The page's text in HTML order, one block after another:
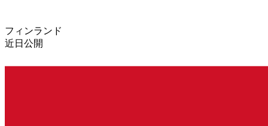
フィンランド
近日公開